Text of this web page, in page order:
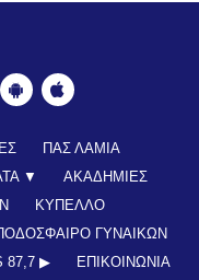
ΠΑΣ ΛΑΜΙΑ
▼
ΑΚΑΔΗΜΙΕΣ
ΚΥΠΕΛΛΟ
ΓΥΝΑΙΚΩΝ
87,7 ▶︎ ΕΠΙΚΟΙΝΩΝΊΑ